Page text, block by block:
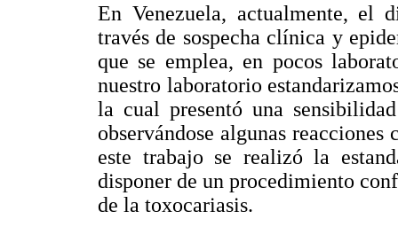
En Venezuela, actualmente, el
través de sospecha clínica y
que se emplea, en pocos
nuestro laboratorio
la cual presentó una
observándose algunas
este trabajo se realizó la
disponer de un procedimiento
de la toxocariasis.